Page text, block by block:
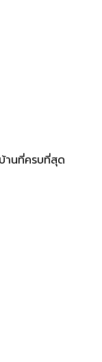
านที่ครบที่สุด